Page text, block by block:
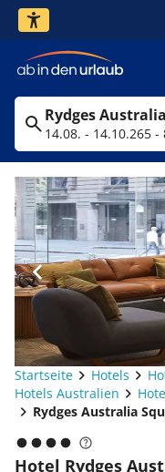
Rydges
14.08. - 14.10.265 -
Startseite Hotels
Hotels Australien
Rydges Australia
Hotel Rydges